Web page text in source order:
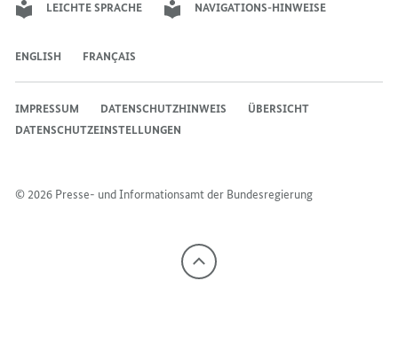
LEICHTE SPRACHE NAVIGATIONS-HINWEISE
ENGLISH FRANÇAIS
© 2026 Presse- und Informationsamt der Bundesregierung
IMPRESSUM DATENSCHUTZHINWEIS
ÜBERSICHT
DATENSCHUTZEINSTELLUNGEN
Nach
oben